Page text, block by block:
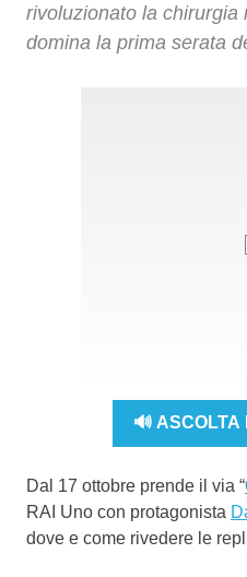
rivoluzionato la chirurgia
domina la prima serata
🔊 ASCOLTA
Dal 17 ottobre prende il via “
RAI Uno con protagonista
dove e come rivedere le